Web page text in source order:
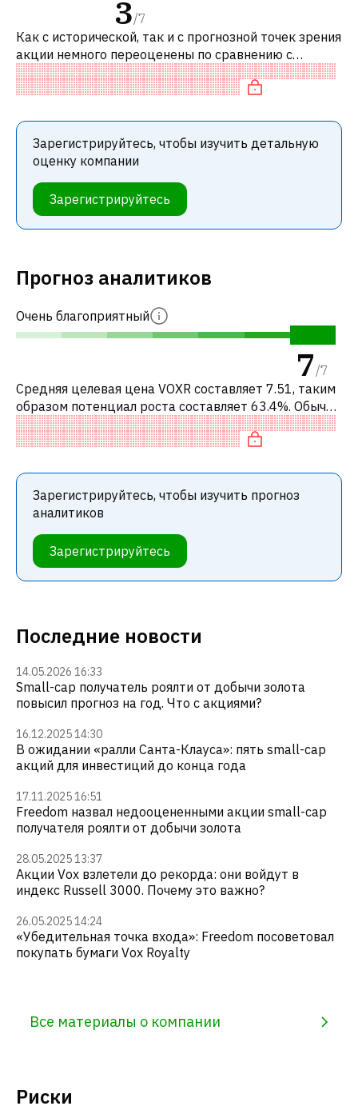
Последние новости
14.05.2026 16:33
Small-cap получатель роялти от добычи золота
повысил прогноз на год. Что с акциями?
16.12.2025 14:30
В ожидании «ралли Санта-Клауса»: пять small-cap
акций для инвестиций до конца года
17.11.2025 16:51
Freedom назвал недооцененными акции small-cap
получателя роялти от добычи золота
28.05.2025 13:37
Акции Vox взлетели до рекорда: они войдут в
индекс Russell 3000. Почему это важно?
26.05.2025 14:24
«‎Убедительная точка входа»: Freedom посоветовал
покупать бумаги Vox Royalty
Все материалы о компании
Риски
3/7
Как с исторической, так и с прогнозной точек зрения
акции немного переоценены по сравнению с
аналогичными акциями. В частности, акция
справедливо оценена по P/E и нейтрал
Зарегистрируйтесь, чтобы изучить детальную
оценку компании
Зарегистрируйтесь
Прогноз аналитиков
Очень благоприятный
7/7
Средняя целевая цена VOXR составляет 7.51, таким
образом потенциал роста составляет 63.4%. Обычно
это означает рекомендацию «ПОКУПАТЬ» среди
инвестиционных компаний или р
Зарегистрируйтесь, чтобы изучить прогноз
аналитиков
Зарегистрируйтесь